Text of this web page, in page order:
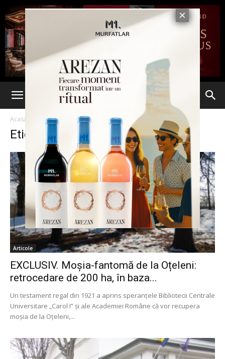
Acasă Etichete Retrocedare
Etichetă: retrocedare
Articole
EXCLUSIV. Moșia-fantomă de la Oțeleni:
retrocedare de 200 ha, în baza...
Un testament regal din 1921 a aprins speranțele Bibliotecii Centrale
Universitare „Carol I” și ale Academiei Române că vor recupera
moșia de la Oțeleni,...